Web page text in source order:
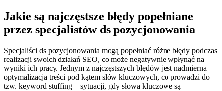
Jakie są najczęstsze błędy popełniane
przez specjalistów ds pozycjonowania
Specjaliści ds pozycjonowania mogą popełniać różne błędy podczas
realizacji swoich działań SEO, co może negatywnie wpłynąć na
wyniki ich pracy. Jednym z najczęstszych błędów jest nadmierna
optymalizacja treści pod kątem słów kluczowych, co prowadzi do
tzw. keyword stuffing – sytuacji, gdy słowa kluczowe są